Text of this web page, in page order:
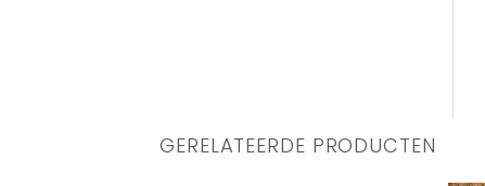
GERELATEERDE PRODUCTEN